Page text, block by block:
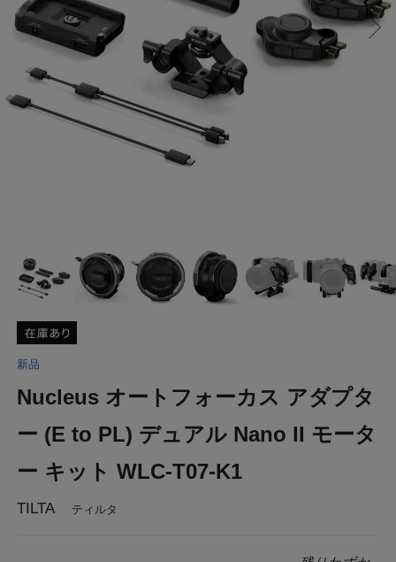
新品
Nucleus オートフォーカス アダプタ
ー (E to PL) デュアル Nano II モータ
ー キット WLC-T07-K1
TILTA ティルタ